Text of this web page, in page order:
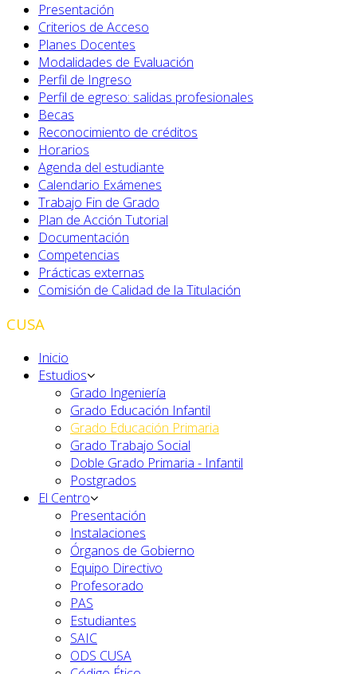
Presentación
Criterios de Acceso
Planes Docentes
Modalidades de Evaluación
Perfil de Ingreso
Perfil de egreso: salidas profesionales
Becas
Reconocimiento de créditos
Horarios
Agenda del estudiante
Calendario Exámenes
Trabajo Fin de Grado
Plan de Acción Tutorial
Documentación
Competencias
Prácticas externas
Comisión de Calidad de la Titulación
CUSA
Inicio
Estudios
Grado Ingeniería
Grado Educación Infantil
Grado Educación Primaria
Grado Trabajo Social
Doble Grado Primaria - Infantil
Postgrados
El Centro
Presentación
Instalaciones
Órganos de Gobierno
Equipo Directivo
Profesorado
PAS
Estudiantes
SAIC
ODS CUSA